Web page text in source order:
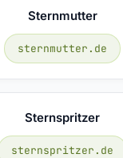
Sternmutter
sternmutter.de
Sternspritzer
sternspritzer.de